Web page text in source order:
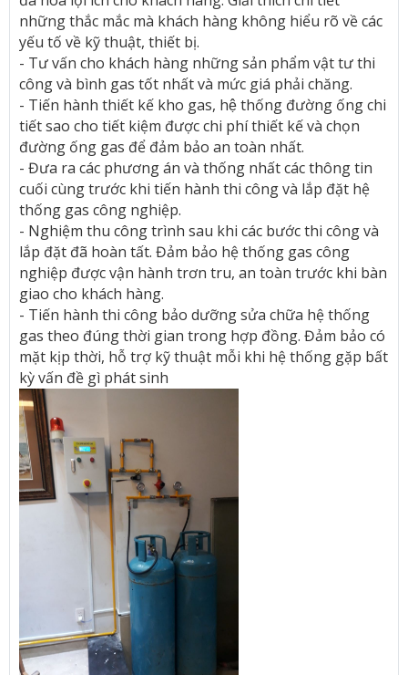
những thắc mắc mà khách hàng không hiểu rõ về các
yếu tố về kỹ thuật, thiết bị.
- Tư vấn cho khách hàng những sản phẩm vật tư thi
công và bình gas tốt nhất và mức giá phải chăng.
- Tiến hành thiết kế kho gas, hệ thống đường ống chi
tiết sao cho tiết kiệm được chi phí thiết kế và chọn
đường ống gas để đảm bảo an toàn nhất.
- Đưa ra các phương án và thống nhất các thông tin
cuối cùng trước khi tiến hành thi công và lắp đặt hệ
thống gas công nghiệp.
- Nghiệm thu công trình sau khi các bước thi công và
lắp đặt đã hoàn tất. Đảm bảo hệ thống gas công
nghiệp được vận hành trơn tru, an toàn trước khi bàn
giao cho khách hàng.
- Tiến hành thi công bảo dưỡng sửa chữa hệ thống
gas theo đúng thời gian trong hợp đồng. Đảm bảo có
mặt kịp thời, hỗ trợ kỹ thuật mỗi khi hệ thống gặp bất
kỳ vấn đề gì phát sinh